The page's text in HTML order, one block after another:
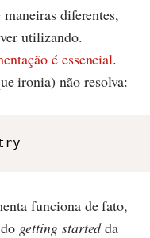
diferentes,
utilizando.
é essencial.
ironia) não resolva:
funciona de fato,
getting startedda